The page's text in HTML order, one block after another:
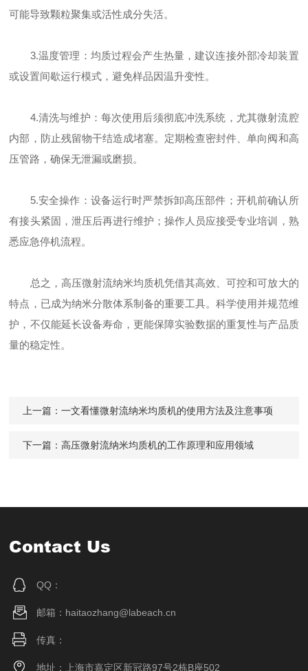
可能导致颗粒聚集或活性成分失活。
3.温度管理：均质过程会产生热量，建议连接外部冷却装置
或设置间歇运行模式，避免样品因温升变性。
4.清洗与维护：每次使用后须彻底冲洗系统，尤其微射流腔
内部，防止残留物干结造成堵塞。定期检查密封件、单向阀和高
压管路，确保无泄漏或磨损。
5.安全操作：设备运行时严禁拆卸高压部件；开机前确认所
有接头紧固，泄压后再进行维护；操作人员应接受专业培训，熟
悉应急停机流程。
总之，高压微射流纳米均质机凭借其高效、可控和可放大的
特点，已成为纳米分散体系制备的重要工具。科学使用并规范维
护，不仅能延长设备寿命，更能保障实验数据的重复性与产品质
量的稳定性。
上一篇：一文看懂微射流纳米均质机的使用方法及注意事项
下一篇：高压微射流纳米均质机的工作原理和应用领域
Contact Us
QQ：
邮箱：haitaozhang@labeach.cn
传真：
地址：上海市嘉定区新冠路97号2栋B座502